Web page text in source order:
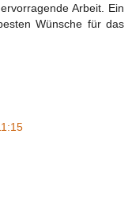
Arbeit. Ein
Wünsche für das